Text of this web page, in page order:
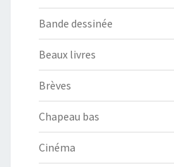
Bande dessinée
Beaux livres
Brèves
Chapeau bas
Cinéma